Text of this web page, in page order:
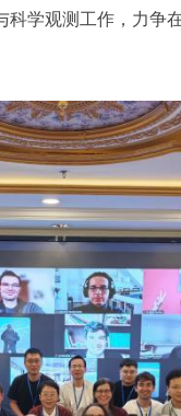
学观测工作，力争